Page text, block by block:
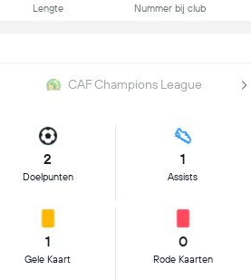
Lengte Nummer bij club
CAF Champions League
2
Doelpunten
1
Assists
1
Gele Kaart
0
Rode Kaarten